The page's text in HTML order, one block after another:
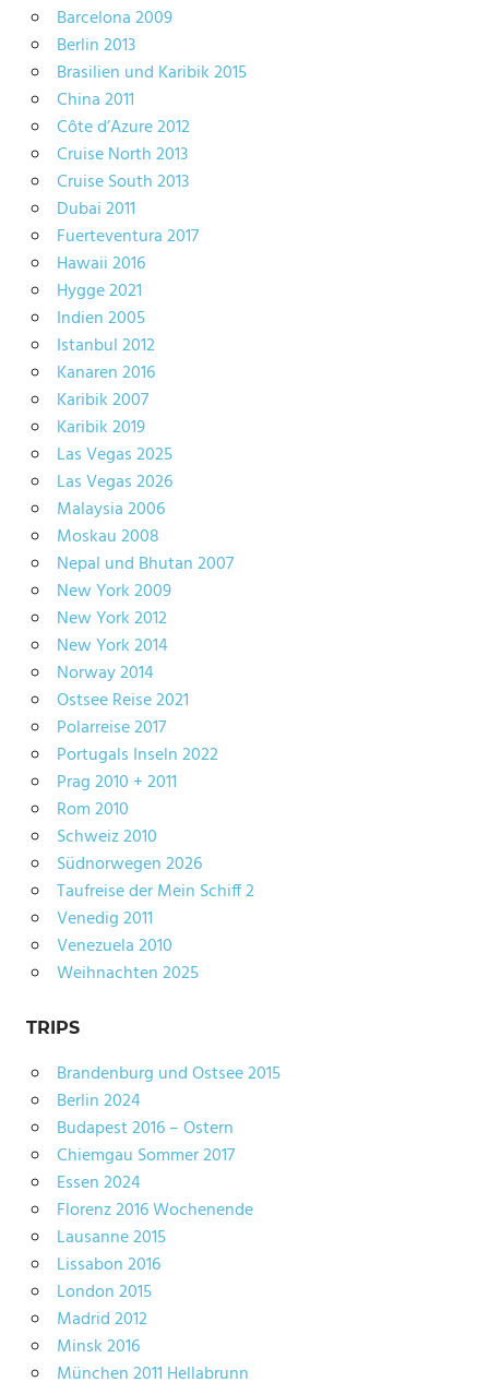
Barcelona 2009
Berlin 2013
Brasilien und Karibik 2015
China 2011
Côte d’Azure 2012
Cruise North 2013
Cruise South 2013
Dubai 2011
Fuerteventura 2017
Hawaii 2016
Hygge 2021
Indien 2005
Istanbul 2012
Kanaren 2016
Karibik 2007
Karibik 2019
Las Vegas 2025
Las Vegas 2026
Malaysia 2006
Moskau 2008
Nepal und Bhutan 2007
New York 2009
New York 2012
New York 2014
Norway 2014
Ostsee Reise 2021
Polarreise 2017
Portugals Inseln 2022
Prag 2010 + 2011
Rom 2010
Schweiz 2010
Südnorwegen 2026
Taufreise der Mein Schiff 2
Venedig 2011
Venezuela 2010
Weihnachten 2025
TRIPS
Brandenburg und Ostsee 2015
Berlin 2024
Budapest 2016 – Ostern
Chiemgau Sommer 2017
Essen 2024
Florenz 2016 Wochenende
Lausanne 2015
Lissabon 2016
London 2015
Madrid 2012
Minsk 2016
München 2011 Hellabrunn